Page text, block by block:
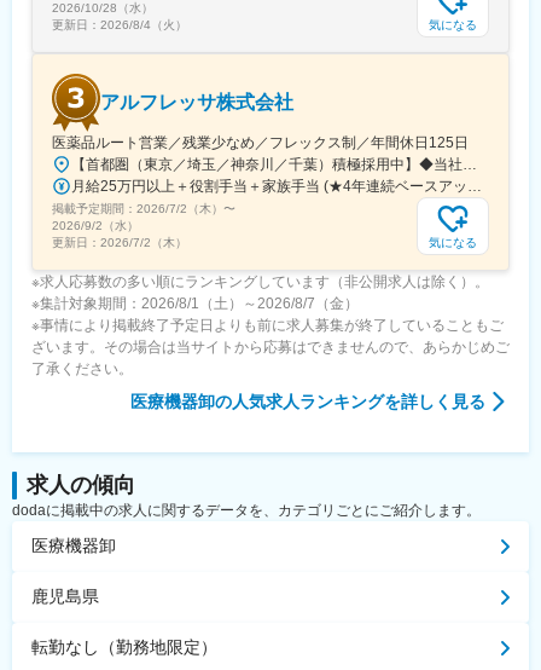
2026/10/28（水）
更新日： 2026/8/4（火） 気になる
アルフレッサ株式会社
医薬品ルート営業／残業少なめ／フレックス制／年間休日125日
【首都圏（東京／埼玉／神奈川／千葉）積極採用中】◆当社が展開する【北海道／関東／首都圏／中部／近畿／九州】の各事業所へご希望を考慮した上で配属となります。【北海道】北海道【関東】栃木／群馬／茨城／長野／山梨／新潟【首都圏】東京／埼玉／神奈川／千葉★積極採用エリア【中部】静岡／愛知／三重／岐阜【近畿】滋賀／兵庫／大阪／京都／奈良／和歌山【九州】福岡／長崎／熊本／大分／宮崎／鹿児島各事業所の詳細については、弊社HPよりご確認ください※「企業情報」→「拠点」よりご確認いただけます。屋内禁煙(※喫煙室あり※禁煙タイムあり※喫煙室での就労はありません)
月給25万円以上＋役割手当＋家族手当 (★4年連続ベースアップ実施！)※時間外手当別途支給※年齢、経験、能力を考慮の上、優遇します
掲載予定期間： 2026/7/2（木） 〜
2026/9/2（水）
更新日： 2026/7/2（木） 気になる
※求人応募数の多い順にランキングしています（非公開求人は除く）。
※集計対象期間：2026/8/1（土）～2026/8/7（金）
※事情により掲載終了予定日よりも前に求人募集が終了していることもご
ざいます。その場合は当サイトから応募はできませんので、あらかじめご
了承ください。
医療機器卸の人気求人ランキングを詳しく見る
求人の傾向
dodaに掲載中の求人に関するデータを、カテゴリごとにご紹介します。
医療機器卸
鹿児島県
転勤なし（勤務地限定）